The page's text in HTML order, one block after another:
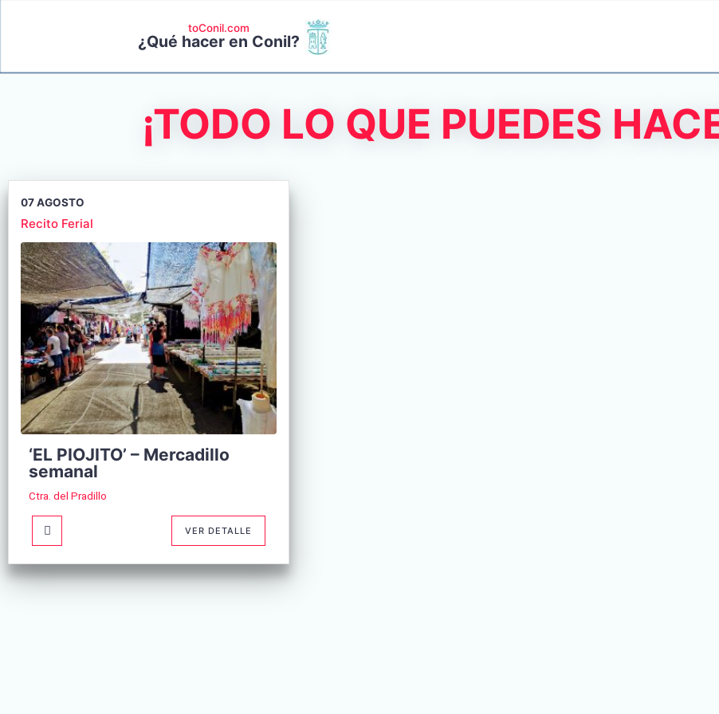
toConil.com
¿Qué hacer en Conil?
¡TODO LO QUE PUEDES
07 AGOSTO
Recito Ferial
‘EL PIOJITO’ – Mercadillo
semanal
Ctra. del Pradillo
VER DETALLE